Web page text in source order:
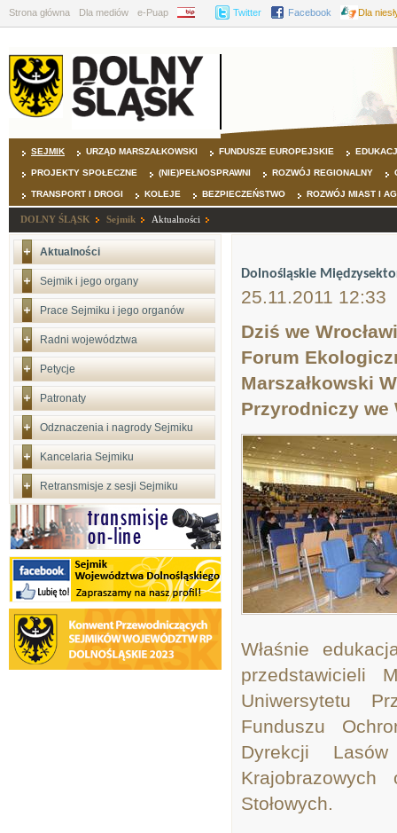
Strona główna Dla mediów e-Puap BIP Twitter Facebook Dla
SEJMIK URZĄD MARSZAŁKOWSKI FUNDUSZE EUROPEJSKIE
PROJEKTY SPOŁECZNE (NIE)PEŁNOSPRAWNI ROZWÓJ REGIONALNY
TRANSPORT I DROGI KOLEJE BEZPIECZEŃSTWO ROZWÓJ MIAST I
DOLNY ŚLĄSK Sejmik Aktualności
Aktualności
Sejmik i jego organy
Prace Sejmiku i jego organów
Radni województwa
Petycje
Patronaty
Odznaczenia i nagrody Sejmiku
Kancelaria Sejmiku
Retransmisje z sesji Sejmiku
Dolnośląskie
25.11.2011 12:33
Dziś we
Forum
Marszałkowski
Przyrodniczy we
Właśnie
przedstawicieli
Uniwersytetu
Funduszu
Dyrekcji
Stołowych.